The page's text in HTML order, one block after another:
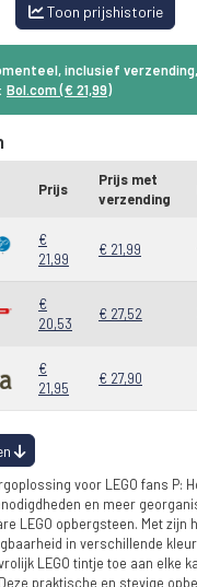
Toon prijshistorie
inclusief
Bol.com (€ 21,99)
Prijs
Prijs met
verzending
€
21,99
€ 21,99
€
20,53
€ 27,52
€
21,95
€ 27,90
voor LEGO fans P:
en meer
LEGO opbergsteen. Met zijn
in verschillende
LEGO tintje toe aan elke
praktische en stevige